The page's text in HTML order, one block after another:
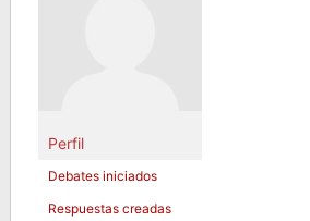
Perfil
Debates iniciados
Respuestas creadas